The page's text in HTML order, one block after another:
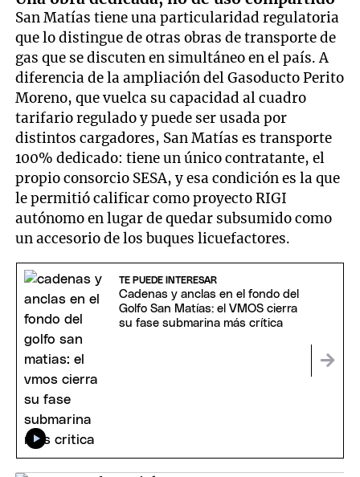
San Matías tiene una particularidad regulatoria
que lo distingue de otras obras de transporte de
gas que se discuten en simultáneo en el país. A
diferencia de la ampliación del Gasoducto Perito
Moreno, que vuelca su capacidad al cuadro
tarifario regulado y puede ser usada por
distintos cargadores, San Matías es transporte
100% dedicado: tiene un único contratante, el
propio consorcio SESA, y esa condición es la que
le permitió calificar como proyecto RIGI
autónomo en lugar de quedar subsumido como
un accesorio de los buques licuefactores.
TE PUEDE INTERESAR
Cadenas y anclas en el fondo del
Golfo San Matías: el VMOS cierra
su fase submarina más crítica